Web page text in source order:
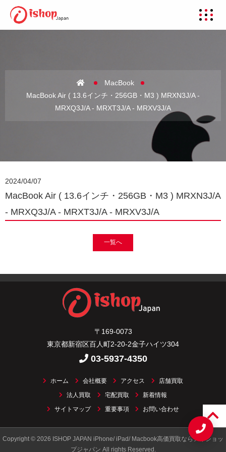
MacBook
MacBook Air ( 13.6インチ・256GB・M3 ) MRXN3J/A -
MRXQ3J/A - MRXT3J/A - MRXV3J/A
2024/04/07
MacBook Air ( 13.6インチ・256GB・M3 ) MRXN3J/A
- MRXQ3J/A - MRXT3J/A - MRXV3J/A
一覧へ
〒169-0073
東京都新宿区百人町2-20-2金子ハイツ304
03-5937-4350
ホーム 会社概要 アクセス 店舗買取
法人買取 宅配買取 新着情報
サイトマップ 重要事項 お問い合わせ
Copyright © 2026 ISHOP JAPAN iPhone/ iPad/ Macbook高価買取ならアイショッ
プジャパン All rights Reserved.